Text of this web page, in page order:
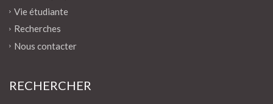
Vie étudiante
Recherches
Nous contacter
RECHERCHER